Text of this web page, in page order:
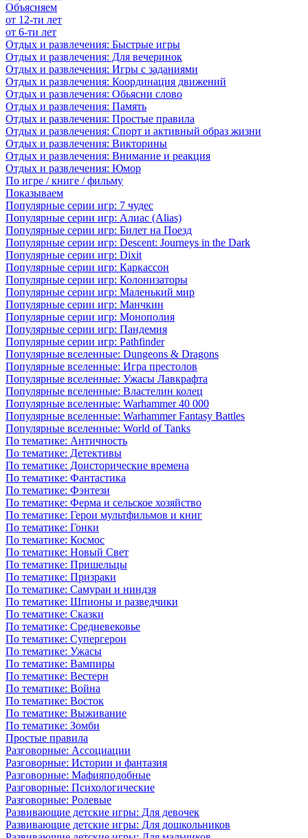
Объясняем
от 12-ти лет
от 6-ти лет
Отдых и развлечения: Быстрые игры
Отдых и развлечения: Для вечеринок
Отдых и развлечения: Игры с заданиями
Отдых и развлечения: Координация движений
Отдых и развлечения: Обьясни слово
Отдых и развлечения: Память
Отдых и развлечения: Простые правила
Отдых и развлечения: Спорт и активный образ жизни
Отдых и развлечения: Викторины
Отдых и развлечения: Внимание и реакция
Отдых и развлечения: Юмор
По игре / книге / фильму
Показываем
Популярные серии игр: 7 чудес
Популярные серии игр: Алиас (Alias)
Популярные серии игр: Билет на Поезд
Популярные серии игр: Descent: Journeys in the Dark
Популярные серии игр: Dixit
Популярные серии игр: Каркассон
Популярные серии игр: Колонизаторы
Популярные серии игр: Маленький мир
Популярные серии игр: Манчкин
Популярные серии игр: Монополия
Популярные серии игр: Пандемия
Популярные серии игр: Pathfinder
Популярные вселенные: Dungeons & Dragons
Популярные вселенные: Игра престолов
Популярные вселенные: Ужасы Лавкрафта
Популярные вселенные: Властелин колец
Популярные вселенные: Warhammer 40 000
Популярные вселенные: Warhammer Fantasy Battles
Популярные вселенные: World of Tanks
По тематике: Античность
По тематике: Детективы
По тематике: Доисторические времена
По тематике: Фантастика
По тематике: Фэнтези
По тематике: Ферма и сельское хозяйство
По тематике: Герои мультфильмов и книг
По тематике: Гонки
По тематике: Космос
По тематике: Новый Свет
По тематике: Пришельцы
По тематике: Призраки
По тематике: Самураи и ниндзя
По тематике: Шпионы и разведчики
По тематике: Сказки
По тематике: Средневековье
По тематике: Супергерои
По тематике: Ужасы
По тематике: Вампиры
По тематике: Вестерн
По тематике: Война
По тематике: Восток
По тематике: Выживание
По тематике: Зомби
Простые правила
Разговорные: Ассоциации
Разговорные: Истории и фантазия
Разговорные: Мафияподобные
Разговорные: Психологические
Разговорные: Ролевые
Развивающие детские игры: Для девочек
Развивающие детские игры: Для дошкольников